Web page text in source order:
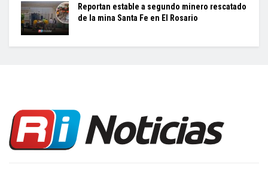
Reportan estable a segundo minero rescatado
de la mina Santa Fe en El Rosario